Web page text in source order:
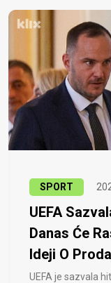
SPORT
UEFA
Danas Će
Ideji O
UEFA je sazvala